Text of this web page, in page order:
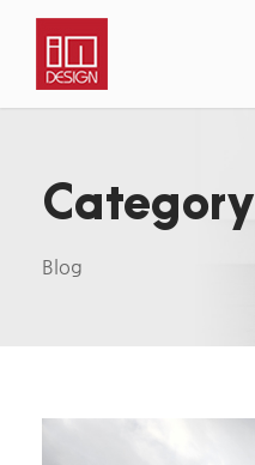
Category
Blog